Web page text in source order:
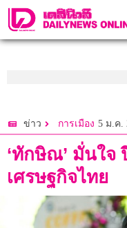
ข่าว การเมือง 5 ม.ค.
‘ทักษิณ’ มั่นใ
เศรษฐกิจไทย